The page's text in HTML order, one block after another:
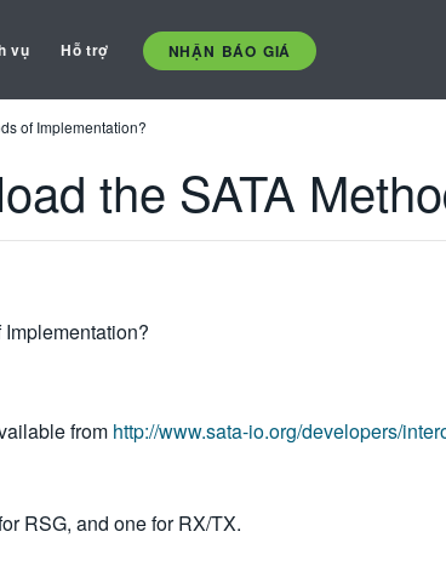
vụ Hỗ trợ NHẬN BÁO GIÁ
of Implementation?
the SATA
from http://www.sata-io.org/developers/
RSG, and one for RX/TX.